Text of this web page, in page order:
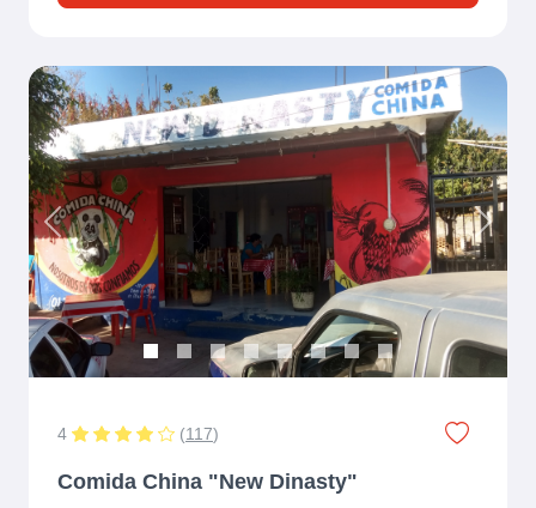
Previous Next
4 (117)
Comida China "New Dinasty"